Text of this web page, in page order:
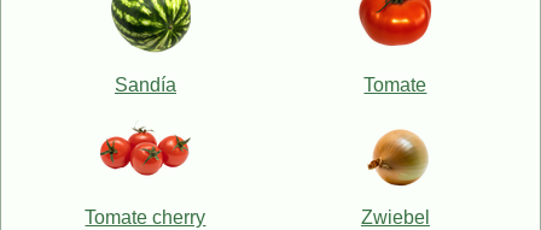
Sandía Tomate
Tomate cherry Zwiebel